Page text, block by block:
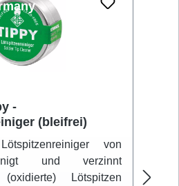
-
(bleifrei)
von
und verzinnt
Lötspitzen